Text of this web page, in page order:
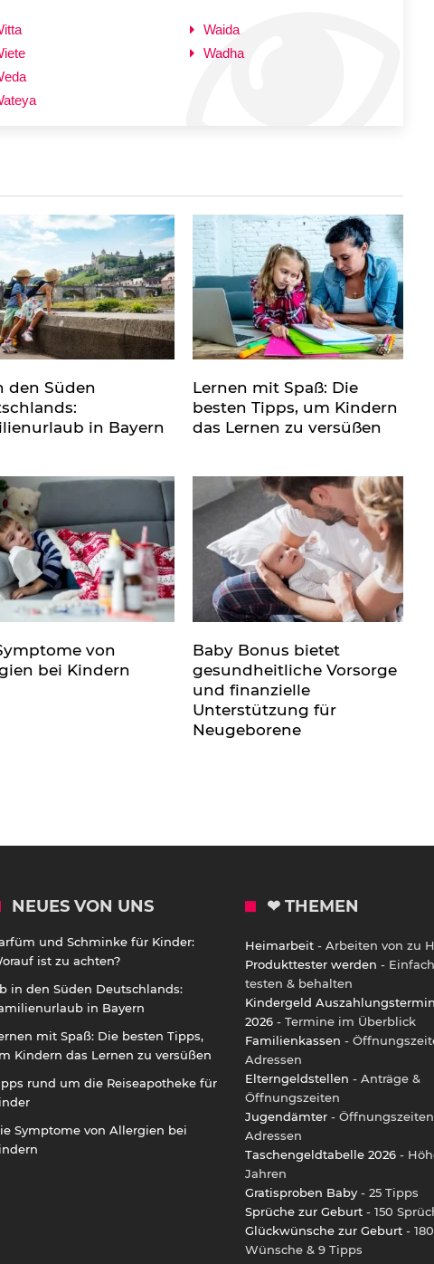
Waida
Wadha
den Süden
in Bayern
Lernen mit Spaß: Die
besten Tipps, um Kindern
das Lernen zu versüßen
von
bei Kindern
Baby Bonus bietet
gesundheitliche Vorsorge
und finanzielle
Unterstützung für
Neugeborene
NEUES VON UNS
und Schminke für Kinder:
ist zu achten?
in den Süden Deutschlands:
in Bayern
mit Spaß: Die besten Tipps,
Kindern das Lernen zu versüßen
rund um die Reiseapotheke für
Symptome von Allergien bei
❤ THEMEN
Heimarbeit - Arbeiten von zu
Produkttester werden - Einfach
testen & behalten
Kindergeld
2026 - Termine im Überblick
Familienkassen -
Adressen
Elterngeldstellen - Anträge &
Öffnungszeiten
Jugendämter -
Adressen
Taschengeldtabelle 2026 -
Jahren
Gratisproben Baby - 25 Tipps
Sprüche zur Geburt - 150
Glückwünsche zur Geburt - 180
Wünsche & 9 Tipps